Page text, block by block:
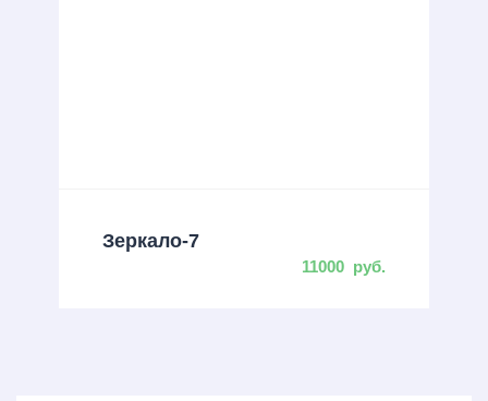
Зеркало-7
11000 руб.